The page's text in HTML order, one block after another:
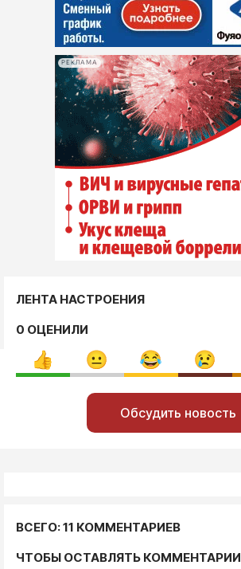
РЕКЛАМА
ЛЕНТА НАСТРОЕНИЯ
0 ОЦЕНИЛИ
Обсудить новость
ВСЕГО: 11 КОММЕНТАРИЕВ
ЧТОБЫ ОСТАВЛЯТЬ КОММЕНТАРИИ